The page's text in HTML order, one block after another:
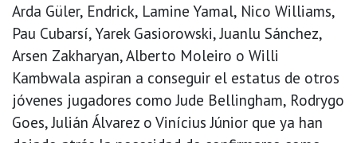
Arda Güler, Endrick, Lamine Yamal, Nico Williams,
Pau Cubarsí, Yarek Gasiorowski, Juanlu Sánchez,
Arsen Zakharyan, Alberto Moleiro o Willi
Kambwala aspiran a conseguir el estatus de otros
jóvenes jugadores como Jude Bellingham, Rodrygo
Goes, Julián Álvarez o Vinícius Júnior que ya han